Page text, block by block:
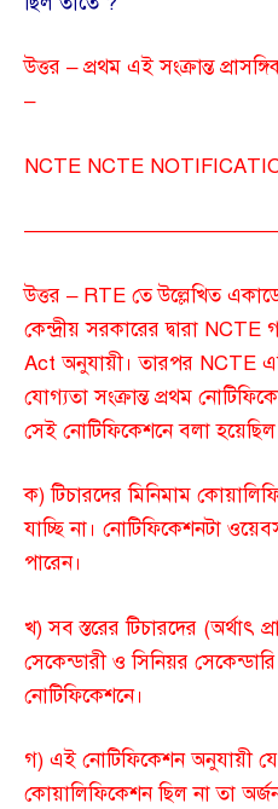
উত্তর – প্রথম এই সংক্রান্ত
–
NCTE NCTE
উত্তর – RTE তে উল্লেখিত
কেন্দ্রীয় সরকারের দ্বারা
Act অনুযায়ী। তারপর NCTE
যোগ্যতা সংক্রান্ত প্রথম
সেই নোটিফিকেশনে বলা
ক) টিচারদের মিনিমাম
যাচ্ছি না। নোটিফিকেশনটা
পারেন।
খ) সব স্তরের টিচারদের (অর্থাৎ
সেকেন্ডারী ও সিনিয়র
নোটিফিকেশনে।
গ) এই নোটিফিকেশন অনুযায়ী যে
কোয়ালিফিকেশন ছিল না তা